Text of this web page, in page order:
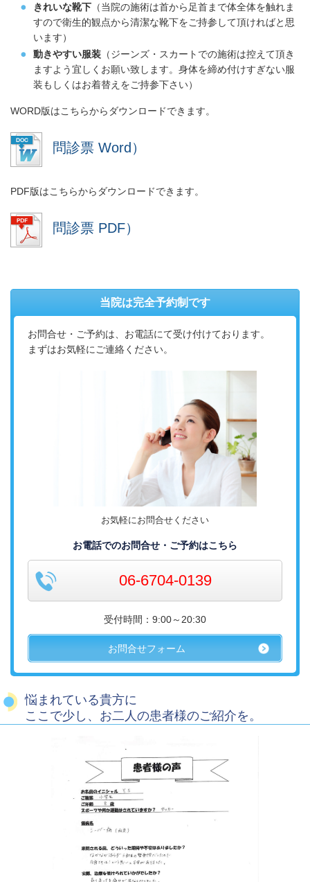
きれいな靴下 （当院の施術は首から足首まで体全体を触れま
すので衛生的観点から清潔な靴下をご持参して頂ければと思
います）
動きやすい服装 （ジーンズ・スカートでの施術は控えて頂き
ますよう宜しくお願い致します。身体を締め付けすぎない服
装もしくはお着替えをご持参下さい）
WORD版はこちらからダウンロードできます。
問診票 Word）
PDF版はこちらからダウンロードできます。
問診票 PDF）
当院は完全予約制です
お問合せ・ご予約は、お電話にて受け付けております。
まずはお気軽にご連絡ください。
お気軽にお問合せください
お電話でのお問合せ・ご予約はこちら
06-6704-0139
受付時間：9:00～20:30
お問合せフォーム
悩まれている貴方に
ここで少し、お二人の患者様のご紹介を。